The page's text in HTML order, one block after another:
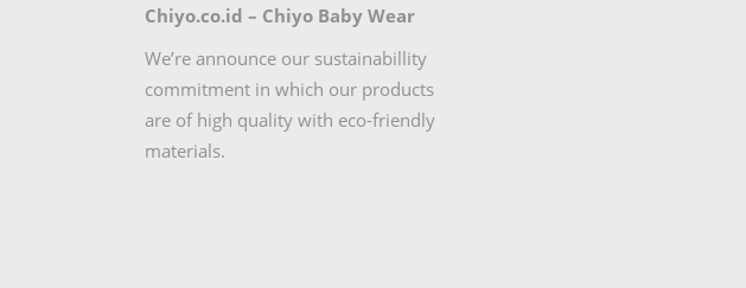
Chiyo.co.id – Chiyo Baby Wear
We’re announce our sustainabillity
commitment in which our products
are of high quality with eco-friendly
materials.